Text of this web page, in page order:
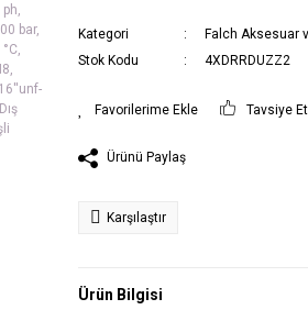
Kategori
Falch Aksesuar
Stok Kodu
4XDRRDUZZ2
Tavsiye Et
Ürünü Paylaş
Karşılaştır
Ürün Bilgisi